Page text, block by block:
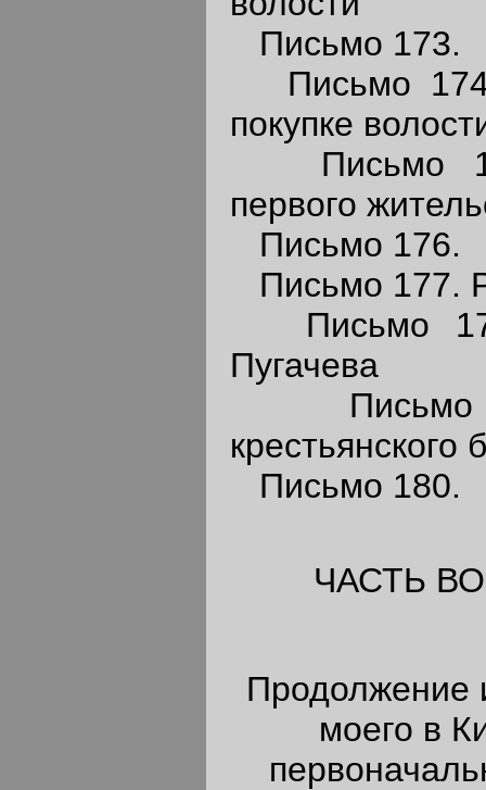
Письмо 173.
Письмо
покупке
Письмо
первого
Письмо 176.
Письмо 177.
Письмо
Пугачева
Письмо
крестьянского
Письмо 180.
ЧАСТЬ
Продолжение
моего в